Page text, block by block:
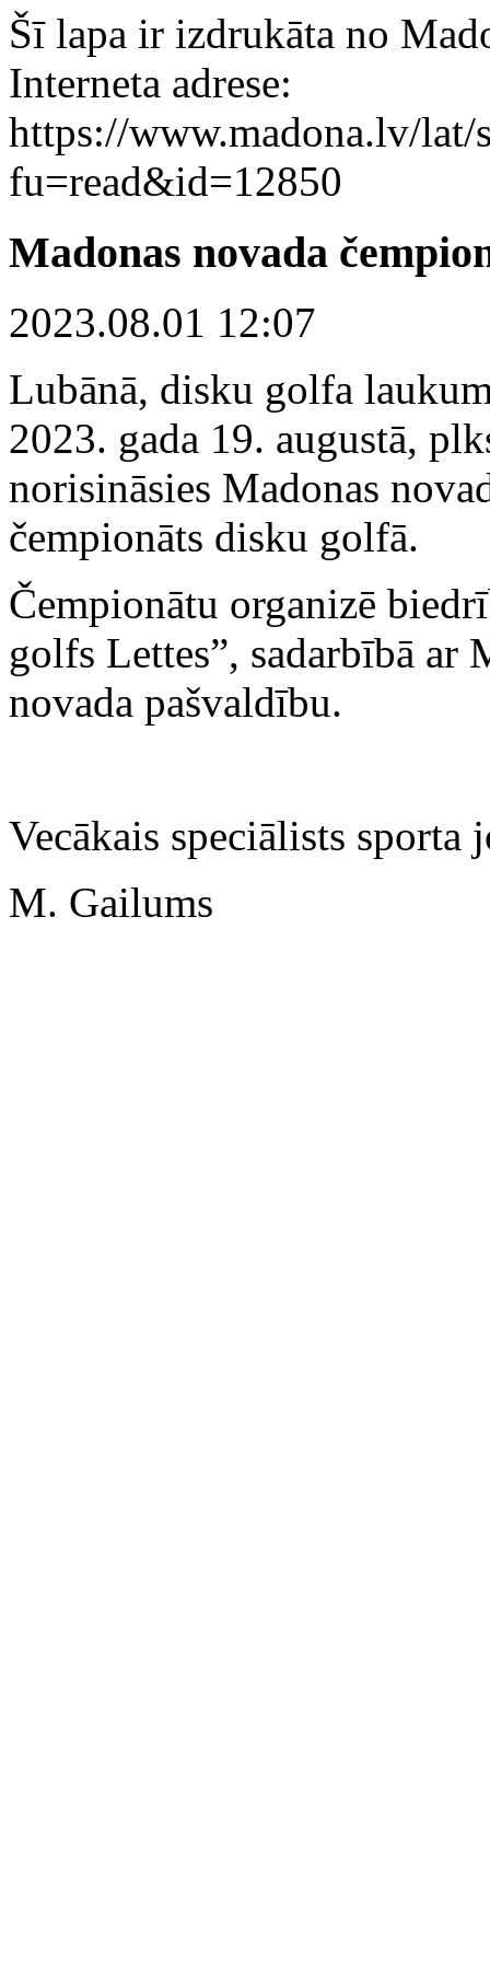
Šī lapa ir izdrukāta no
Interneta adrese:
https://www.madona.lv/lat/
fu=read&id=12850
Madonas novada
2023.08.01 12:07
Lubānā, disku golfa
2023. gada 19. augustā,
norisināsies Madonas
čempionāts disku golfā.
Čempionātu organizē
golfs Lettes”, sadarbībā ar
novada pašvaldību.
Vecākais speciālists sporta
M. Gailums